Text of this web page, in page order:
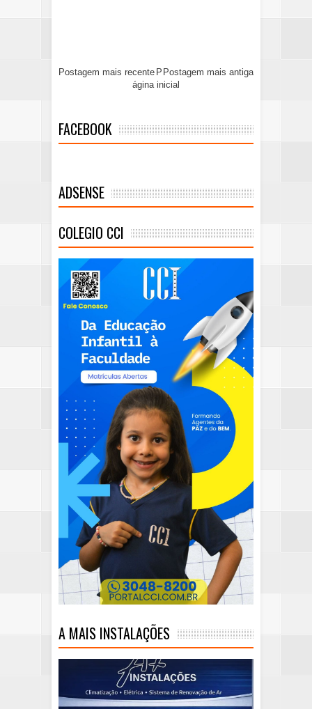
Postagem mais recente Postagem mais antiga
P
ágina inicial
FACEBOOK
ADSENSE
COLEGIO CCI
A MAIS INSTALAÇÕES